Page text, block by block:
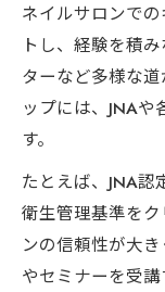
ネイルサロンで
トし、経験を積
ターなど多様な
ップには、JNA
す。
たとえば、JNA認
衛生管理基準を
ンの信頼性が大
やセミナーを受